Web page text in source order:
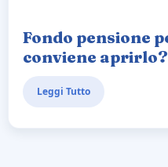
Fondo pensione
conviene
Leggi Tutto